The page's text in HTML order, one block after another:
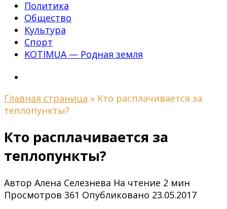
Политика
Общество
Культура
Спорт
KOTIMUA — Родная земля
Главная страница » Кто расплачивается за
теплопункты?
Кто расплачивается за
теплопункты?
Автор Алена Селезнева На чтение 2 мин
Просмотров 361 Опубликовано 23.05.2017